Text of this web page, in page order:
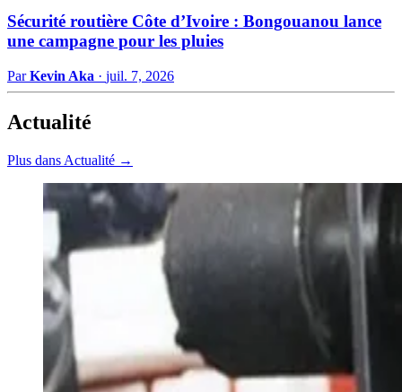
Sécurité routière Côte d’Ivoire : Bongouanou lance
une campagne pour les pluies
ParKevin Aka · juil. 7, 2026
Actualité
Plus dans Actualité →